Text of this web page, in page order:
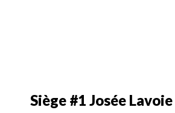
Siège #1 Josée Lavoie